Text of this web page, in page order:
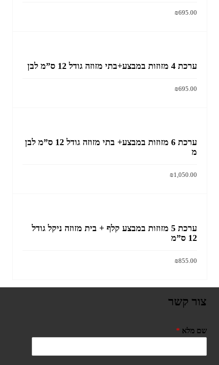
₪695.00
ערכת 4 מזוזות במבצע+בתי מזוזה גודל 12 ס”מ לבן
₪695.00
ערכת 6 מזוזות במבצע+ בתי מזוזה גודל 12 ס”מ לבן
מ
₪1,050.00
ערכת 5 מזוזות במבצע קלף + בית מזוזה ניקל גודל
12 ס”מ
₪855.00
צור קשר
שם מלא *